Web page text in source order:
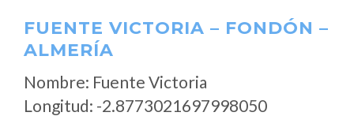
FUENTE VICTORIA – FONDÓN –
ALMERÍA
Nombre: Fuente Victoria
Longitud: -2.8773021697998050